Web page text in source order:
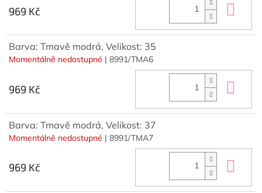
969 Kč
Barva: Tmavě modrá, Velikost: 35
Momentálně nedostupné | 8991/TMA6
969 Kč
Barva: Tmavě modrá, Velikost: 37
Momentálně nedostupné | 8991/TMA7
969 Kč